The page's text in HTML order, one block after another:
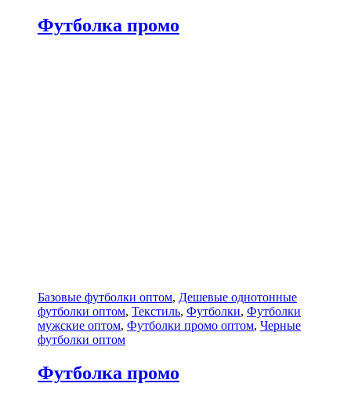
Футболка промо
Базовые футболки оптом, Дешевые однотонные
футболки оптом, Текстиль, Футболки, Футболки
мужские оптом, Футболки промо оптом, Черные
футболки оптом
Футболка промо